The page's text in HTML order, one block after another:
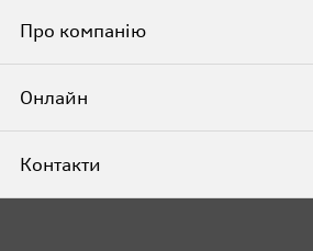
Про компанію
Онлайн
Контакти